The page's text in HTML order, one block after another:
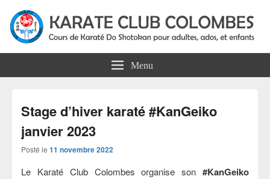
Karate Club Colombes
Menu
Stage d’hiver karaté #KanGeiko
janvier 2023
Posté le 11 novembre 2022
Le Karaté Club Colombes organise son #KanGeiko